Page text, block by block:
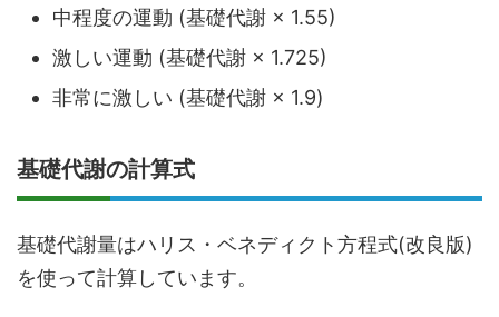
中程度の運動 (基礎代謝 × 1.55)
激しい運動 (基礎代謝 × 1.725)
非常に激しい (基礎代謝 × 1.9)
基礎代謝の計算式
基礎代謝量はハリス・ベネディクト方程式(改良版)
を使って計算しています。